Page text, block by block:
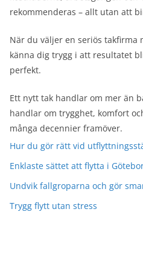
rekommenderas – allt utan att
När du väljer en seriös takfirma
känna dig trygg i att resultatet
perfekt.
Ett nytt tak handlar om mer än
handlar om trygghet, komfort
många decennier framöver.
Hur du gör rätt vid
Enklaste sättet att flytta i
Undvik fallgroparna och gör
Trygg flytt utan stress